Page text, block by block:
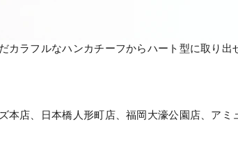
カラフルなハンカチーフからハート型に取り
本店、日本橋人形町店、福岡大濠公園店、ア